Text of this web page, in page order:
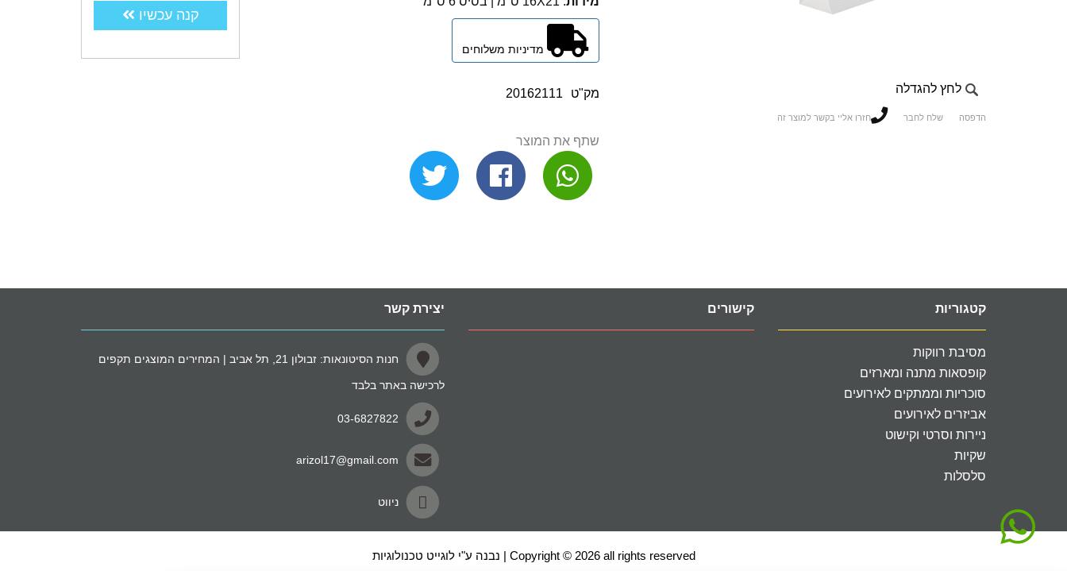
קנה עכשיו
מק"ט 20162111
שתף את המוצר
לחץ להגדלה
הדפסה שלח לחבר חזרו אליי בקשר למוצר זה
יצירת קשר
חנות הסיטונאות: זבולון 21, תל אביב | המחירים המוצגים תקפים
לרכישה באתר בלבד
03-6827822
arizol17@gmail.com
ניווט
קישורים קטגוריות
מסיבת רווקות
קופסאות מתנה ומארזים
סוכריות וממתקים לאירועים
אביזרים לאירועים
ניירות וסרטי וקישוט
שקיות
סלסלות
Copyright © 2026 all rights reserved | נבנה ע"י לוגייט טכנולוגיות